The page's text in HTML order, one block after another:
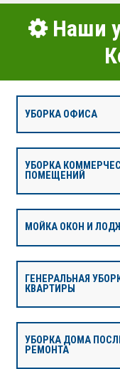
Наши
УБОРКА ОФИСА
УБОРКА
ПОМЕЩЕНИЙ
МОЙКА ОКОН И
ГЕНЕРАЛЬНАЯ
КВАРТИРЫ
УБОРКА ДОМА
РЕМОНТА